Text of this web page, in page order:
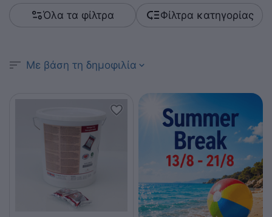
Όλα τα φίλτρα Φίλτρα κατηγορίας
Με βάση τη δημοφιλία